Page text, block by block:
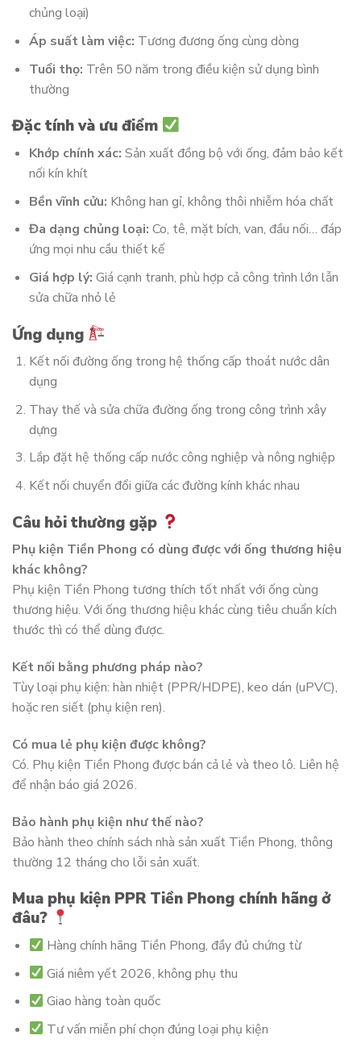
chủng loại)
Áp suất làm việc: Tương đương ống cùng dòng
Tuổi thọ: Trên 50 năm trong điều kiện sử dụng bình
thường
Đặc tính và ưu điểm
Khớp chính xác: Sản xuất đồng bộ với ống, đảm bảo kết
nối kín khít
Bền vĩnh cửu: Không han gỉ, không thôi nhiễm hóa chất
Đa dạng chủng loại: Co, tê, mặt bích, van, đầu nối… đáp
ứng mọi nhu cầu thiết kế
Giá hợp lý: Giá cạnh tranh, phù hợp cả công trình lớn lẫn
sửa chữa nhỏ lẻ
Ứng dụng
Kết nối đường ống trong hệ thống cấp thoát nước dân
dụng
Thay thế và sửa chữa đường ống trong công trình xây
dựng
Lắp đặt hệ thống cấp nước công nghiệp và nông nghiệp
Kết nối chuyển đổi giữa các đường kính khác nhau
Câu hỏi thường gặp
Phụ kiện Tiền Phong có dùng được với ống thương hiệu
khác không?
Phụ kiện Tiền Phong tương thích tốt nhất với ống cùng
thương hiệu. Với ống thương hiệu khác cùng tiêu chuẩn kích
thước thì có thể dùng được.
Kết nối bằng phương pháp nào?
Tùy loại phụ kiện: hàn nhiệt (PPR/HDPE), keo dán (uPVC),
hoặc ren siết (phụ kiện ren).
Có mua lẻ phụ kiện được không?
Có. Phụ kiện Tiền Phong được bán cả lẻ và theo lô. Liên hệ
để nhận báo giá 2026.
Bảo hành phụ kiện như thế nào?
Bảo hành theo chính sách nhà sản xuất Tiền Phong, thông
thường 12 tháng cho lỗi sản xuất.
Mua phụ kiện PPR Tiền Phong chính hãng ở
đâu?
Hàng chính hãng Tiền Phong, đầy đủ chứng từ
Giá niêm yết 2026, không phụ thu
Giao hàng toàn quốc
Tư vấn miễn phí chọn đúng loại phụ kiện